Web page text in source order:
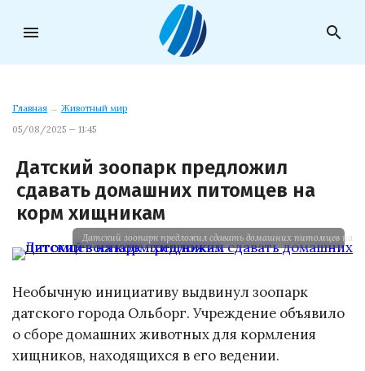
menu search
Главная → Животный мир
05/08/2025 — 11:45
Датский зоопарк предложил
сдавать домашних питомцев на
корм хищникам
Датский зоопарк предложил сдавать домашних питомцев на
Необычную инициативу выдвинул зоопарк
датского города Ольборг. Учреждение объявило
о сборе домашних животных для кормления
хищников, находящихся в его ведении.